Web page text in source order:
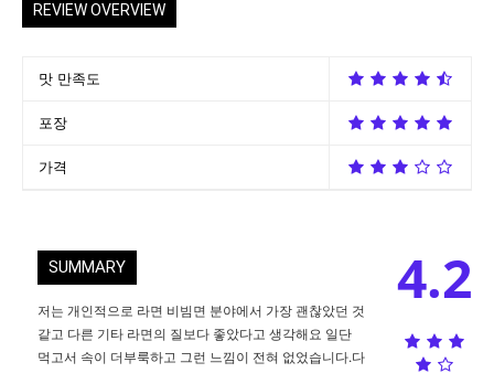
REVIEW OVERVIEW
맛 만족도
포장
가격
SUMMARY
저는 개인적으로 라면 비빔면 분야에서 가장 괜찮았던 것
같고 다른 기타 라면의 질보다 좋았다고 생각해요 일단
먹고서 속이 더부룩하고 그런 느낌이 전혀 없었습니다.다
4.2